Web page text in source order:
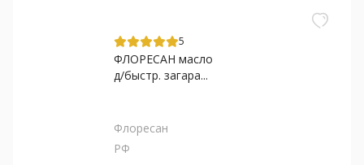
5
ФЛОРЕСАН масло
д/быстр. загара...
Флоресан
РФ